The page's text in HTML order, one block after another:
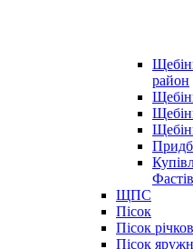
район
Фастів
ЩПС
Пісок
Пісок
Пісок